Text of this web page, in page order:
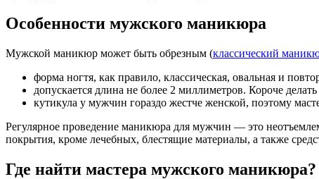
Особенности мужского маникюра
Мужской маникюр может быть обрезным (классический
форма ногтя, как правило, классическая, овальная и
допускается длина не более 2 миллиметров. Короче
кутикула у мужчин гораздо жестче женской, поэтому
Регулярное проведение маникюра для мужчин — это
покрытия, кроме лечебных, блестящие материалы, а также
Где найти мастера мужского маникюра?